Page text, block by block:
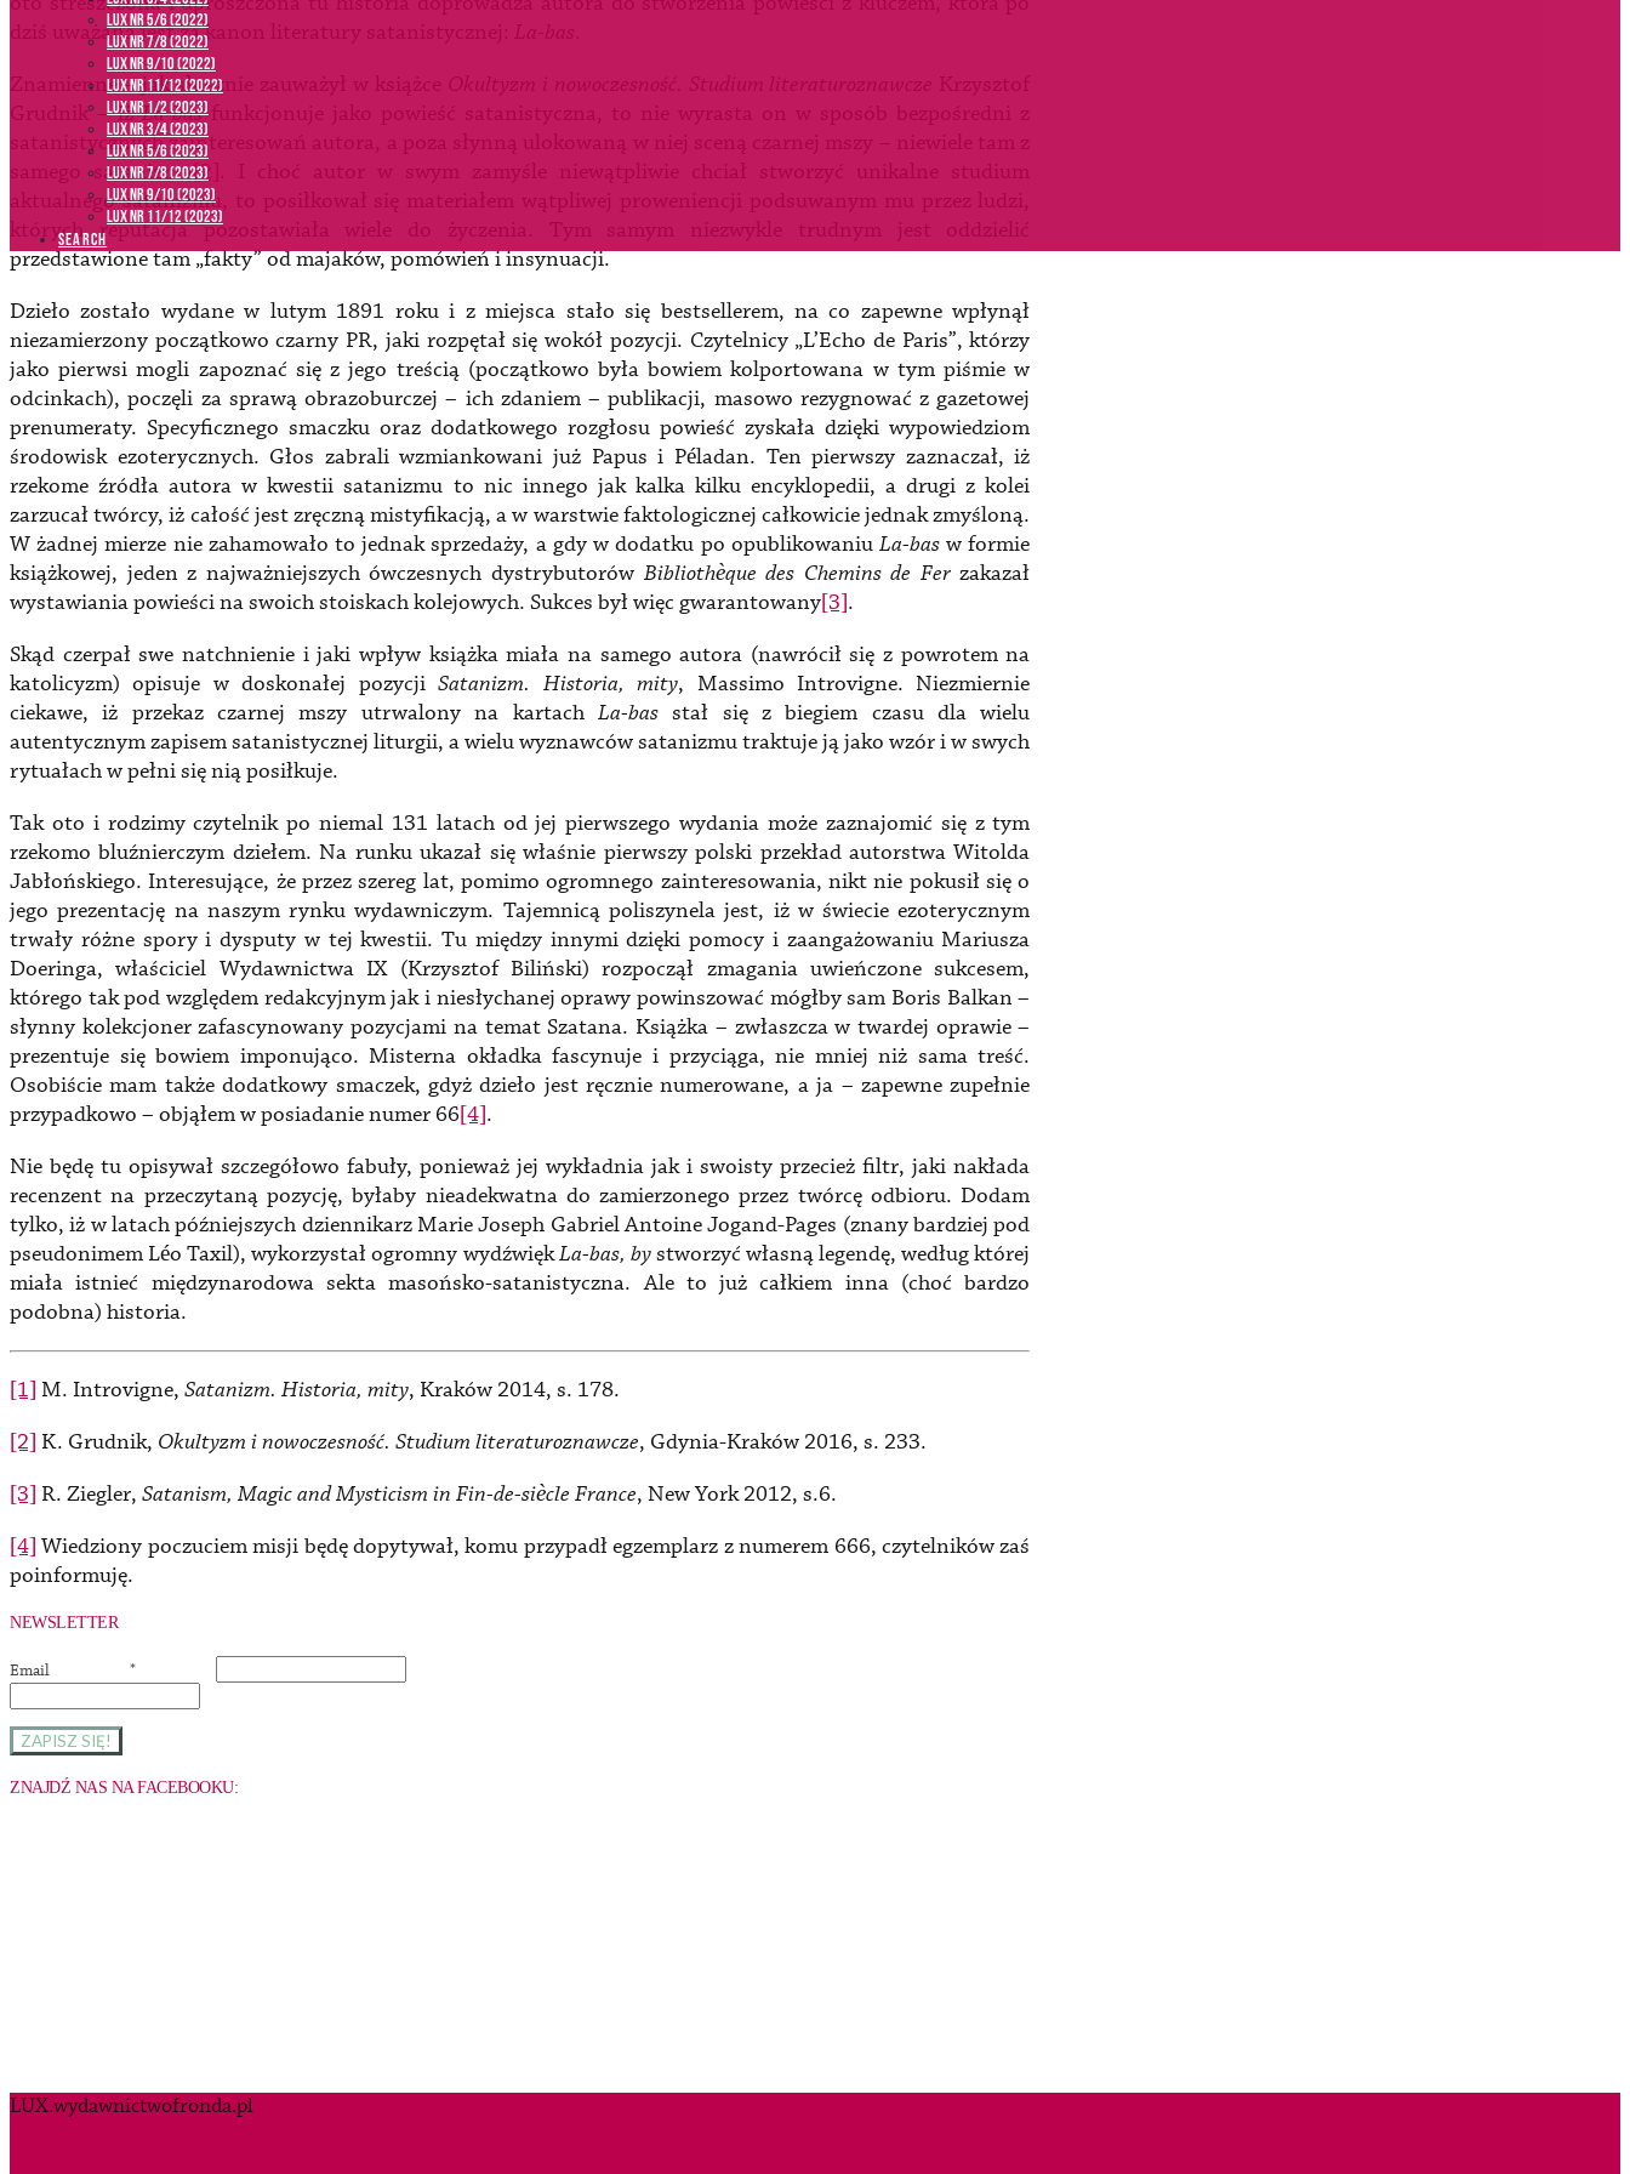
LUX NR 5/6 (2022)
LUX NR 7/8 (2022)
LUX nr 9/10 (2022)
LUX NR 11/12 (2022)
LUX NR 1/2 (2023)
LUX NR 3/4 (2023)
LUX NR 5/6 (2023)
LUX NR 7/8 (2023)
LUX NR 9/10 (2023)
LUX NR 11/12 (2023)
SEARCH
dziś uważana jest za kanon literatury satanistycznej: La-bas
Znamienne – jak słusznie zauważył w książce Okultyzm i nowoczesność. Studium literaturoznawcze Krzysztof
Grudnik – iżLa-basfunkcjonuje jako powieść satanistyczna, to nie wyrasta on w sposób bezpośredni z
satanistycznych zainteresowań autora, a poza słynną ulokowaną w niej sceną czarnej mszy – niewiele tam z
samego satanizmu[2] . I choć autor w swym zamyśle niewątpliwie chciał stworzyć unikalne studium
aktualnego satanizmu, to posiłkował się materiałem wątpliwej proweniencji podsuwanym mu przez ludzi,
których reputacja pozostawiała wiele do życzenia. Tym samym niezwykle trudnym jest oddzielić
przedstawione tam „fakty” od majaków, pomówień i insynuacji.
Dzieło zostało wydane w lutym 1891 roku i z miejsca stało się bestsellerem, na co zapewne wpłynął
niezamierzony początkowo czarny PR, jaki rozpętał się wokół pozycji. Czytelnicy „L’Echo de Paris”, którzy
jako pierwsi mogli zapoznać się z jego treścią (początkowo była bowiem kolportowana w tym piśmie w
odcinkach), poczęli za sprawą obrazoburczej – ich zdaniem – publikacji, masowo rezygnować z gazetowej
prenumeraty. Specyficznego smaczku oraz dodatkowego rozgłosu powieść zyskała dzięki wypowiedziom
środowisk ezoterycznych. Głos zabrali wzmiankowani już Papus i Péladan. Ten pierwszy zaznaczał, iż
rzekome źródła autora w kwestii satanizmu to nic innego jak kalka kilku encyklopedii, a drugi z kolei
zarzucał twórcy, iż całość jest zręczną mistyfikacją, a w warstwie faktologicznej całkowicie jednak zmyśloną.
W żadnej mierze nie zahamowało to jednak sprzedaży, a gdy w dodatku po opublikowaniu La-basw formie
książkowej, jeden z najważniejszych ówczesnych dystrybutorów Bibliothèque des Chemins de Ferzakazał
wystawiania powieści na swoich stoiskach kolejowych. Sukces był więc gwarantowany[3].
Skąd czerpał swe natchnienie i jaki wpływ książka miała na samego autora (nawrócił się z powrotem na
katolicyzm) opisuje w doskonałej pozycjiSatanizm. Historia, mity, Massimo Introvigne. Niezmiernie
ciekawe, iż przekaz czarnej mszy utrwalony na kartach La-basstał się z biegiem czasu dla wielu
autentycznym zapisem satanistycznej liturgii, a wielu wyznawców satanizmu traktuje ją jako wzór i w swych
rytuałach w pełni się nią posiłkuje.
Tak oto i rodzimy czytelnik po niemal 131 latach od jej pierwszego wydania może zaznajomić się z tym
rzekomo bluźnierczym dziełem. Na runku ukazał się właśnie pierwszy polski przekład autorstwa Witolda
Jabłońskiego. Interesujące, że przez szereg lat, pomimo ogromnego zainteresowania, nikt nie pokusił się o
jego prezentację na naszym rynku wydawniczym. Tajemnicą poliszynela jest, iż w świecie ezoterycznym
trwały różne spory i dysputy w tej kwestii. Tu między innymi dzięki pomocy i zaangażowaniu Mariusza
Doeringa, właściciel Wydawnictwa IX (Krzysztof Biliński) rozpoczął zmagania uwieńczone sukcesem,
którego tak pod względem redakcyjnym jak i niesłychanej oprawy powinszować mógłby sam Boris Balkan –
słynny kolekcjoner zafascynowany pozycjami na temat Szatana. Książka – zwłaszcza w twardej oprawie –
prezentuje się bowiem imponująco. Misterna okładka fascynuje i przyciąga, nie mniej niż sama treść.
Osobiście mam także dodatkowy smaczek, gdyż dzieło jest ręcznie numerowane, a ja – zapewne zupełnie
przypadkowo – objąłem w posiadanie numer 66[4].
Nie będę tu opisywał szczegółowo fabuły, ponieważ jej wykładnia jak i swoisty przecież filtr, jaki nakłada
recenzent na przeczytaną pozycję, byłaby nieadekwatna do zamierzonego przez twórcę odbioru. Dodam
tylko, iż w latach późniejszych dziennikarz Marie Joseph Gabriel Antoine Jogand-Pages (znany bardziej pod
pseudonimem Léo Taxil), wykorzystał ogromny wydźwiękLa-bas, bystworzyć własną legendę, według której
miała istnieć międzynarodowa sekta masońsko-satanistyczna. Ale to już całkiem inna (choć bardzo
podobna) historia.
[1] M. Introvigne, Satanizm. Historia, mity, Kraków 2014, s. 178.
[2] K. Grudnik, Okultyzm i nowoczesność. Studium literaturoznawcze, Gdynia-Kraków 2016, s. 233.
[3] R. Ziegler, Satanism, Magic and Mysticism in Fin-de-siècle France, New York 2012, s.6.
[4] Wiedziony poczuciem misji będę dopytywał, komu przypadł egzemplarz z numerem 666, czytelników zaś
poinformuję.
NEWSLETTER
Email*
ZNAJDŹ NAS NA FACEBOOKU:
LUX.wydawnictwofronda.pl